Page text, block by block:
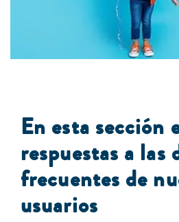
En esta sección
respuestas a las
frecuentes de
usuarios